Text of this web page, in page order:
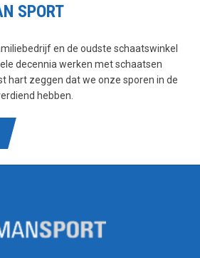
SPORT
en de oudste schaatswinkel
decennia werken met schaatsen
hart zeggen dat we onze sporen in de
hebben.